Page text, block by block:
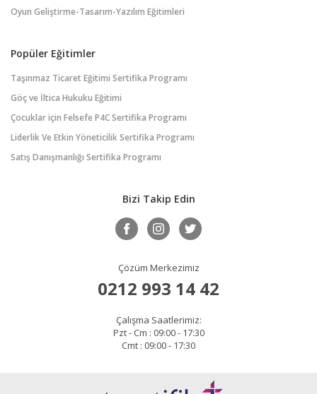
Oyun Geliştirme-Tasarım-Yazılım Eğitimleri
Popüler Eğitimler
Taşınmaz Ticaret Eğitimi Sertifika Programı
Göç ve İltica Hukuku Eğitimi
Çocuklar için Felsefe P4C Sertifika Programı
Liderlik Ve Etkin Yöneticilik Sertifika Programı
Satış Danışmanlığı Sertifika Programı
Bizi Takip Edin
Çözüm Merkezimiz
0212 993 14 42
Çalışma Saatlerimiz:
Pzt - Cm : 09:00 - 17:30
Cmt : 09:00 - 17:30